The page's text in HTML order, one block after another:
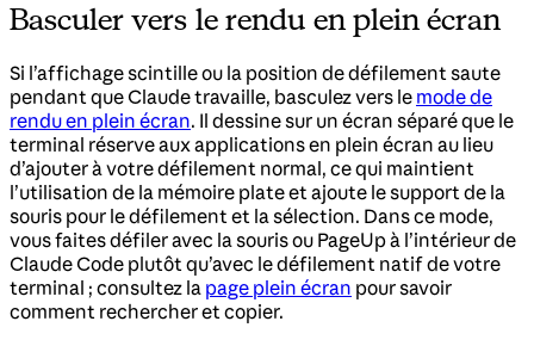
Basculer vers le rendu en plein écran
Si l’affichage scintille ou la position de défilement saute
pendant que Claude travaille, basculez vers le mode de
rendu en plein écran. Il dessine sur un écran séparé que le
terminal réserve aux applications en plein écran au lieu
d’ajouter à votre défilement normal, ce qui maintient
l’utilisation de la mémoire plate et ajoute le support de la
souris pour le défilement et la sélection. Dans ce mode,
vous faites défiler avec la souris ou PageUp à l’intérieur de
Claude Code plutôt qu’avec le défilement natif de votre
terminal ; consultez la page plein écran pour savoir
comment rechercher et copier.